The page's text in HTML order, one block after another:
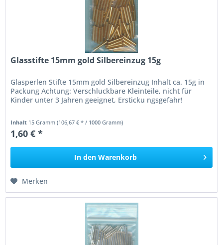
Glasstifte 15mm gold Silbereinzug 15g
Glasperlen Stifte 15mm gold Silbereinzug Inhalt ca. 15g in
Packung Achtung: Verschluckbare Kleinteile, nicht für
Kinder unter 3 Jahren geeignet, Ersticku ngsgefahr!
Inhalt 15 Gramm(106,67 € * / 1000 Gramm)
1,60 € *
In den Warenkorb
Merken